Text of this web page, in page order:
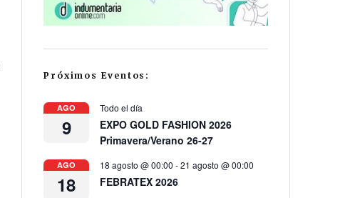
Próximos Eventos:
AGO
9
Todo el día
EXPO GOLD FASHION 2026
Primavera/Verano 26-27
AGO
18
18 agosto @ 00:00 -21 agosto @ 00:00
FEBRATEX 2026